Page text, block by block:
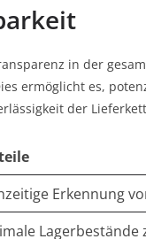
in der
ermöglicht es,
der
Erkennung